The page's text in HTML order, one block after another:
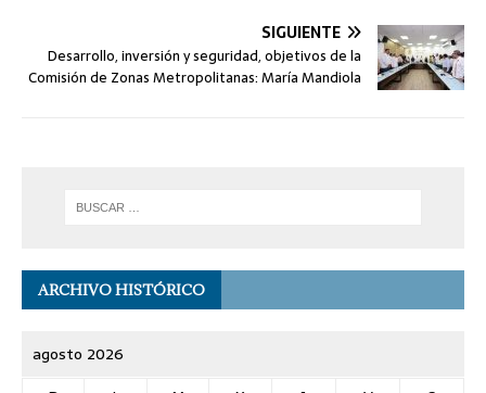
SIGUIENTE
Desarrollo, inversión y seguridad, objetivos de la
Comisión de Zonas Metropolitanas: María Mandiola
ARCHIVO HISTÓRICO
agosto 2026